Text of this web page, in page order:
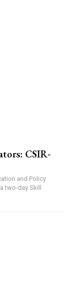
CSIR-
and Policy
two-day Skill